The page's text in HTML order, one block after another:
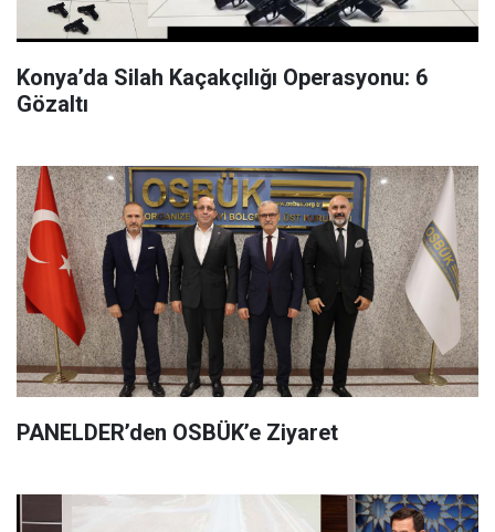
Konya’da Silah Kaçakçılığı Operasyonu: 6
Gözaltı
PANELDER’den OSBÜK’e Ziyaret